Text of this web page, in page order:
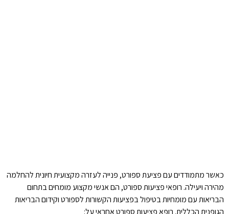
כאשר מתמודדים עם פציעת ספורט, פנייה לעזרה מקצועית חיונית להחלמה
מהירה ויעילה. רופאי פציעות ספורט, הם אנשי מקצוע מומחים בתחום
הבריאות עם מומחיות בטיפול בפציעות הקשורות לספורט וקידום הבריאות
הגופנית הכללית. רופא פציעות ספורט אחראי על: